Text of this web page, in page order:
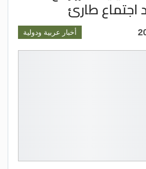
اجتماع طارئ
أخبار عربية ودولية